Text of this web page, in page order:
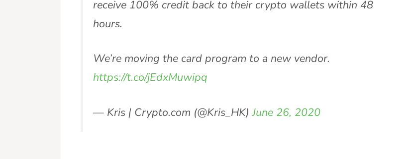
receive 100% credit back to their crypto wallets within 48
hours.
We’re moving the card program to a new vendor.
https://t.co/jEdxMuwipq
— Kris | Crypto.com (@Kris_HK)June 26, 2020